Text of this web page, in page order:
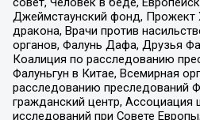
Джеймстаунский фонд, Прожект
дракона, Врачи против
органов, Фалунь Дафа, Друзья
Коалиция по расследованию
Фалуньгун в Китае, Всемирная
расследованию преследований
гражданский центр, Ассоциация
исследований при Совете